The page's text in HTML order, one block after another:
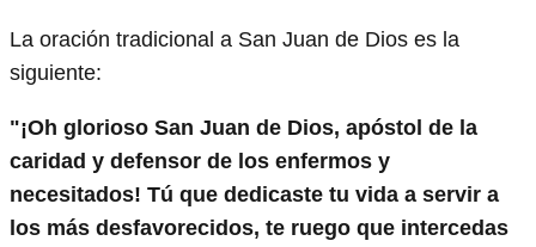
La oración tradicional a San Juan de Dios es la
siguiente:
"¡Oh glorioso San Juan de Dios, apóstol de la
caridad y defensor de los enfermos y
necesitados! Tú que dedicaste tu vida a servir a
los más desfavorecidos, te ruego que intercedas